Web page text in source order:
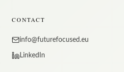
CONTACT
info@futurefocused.eu
LinkedIn